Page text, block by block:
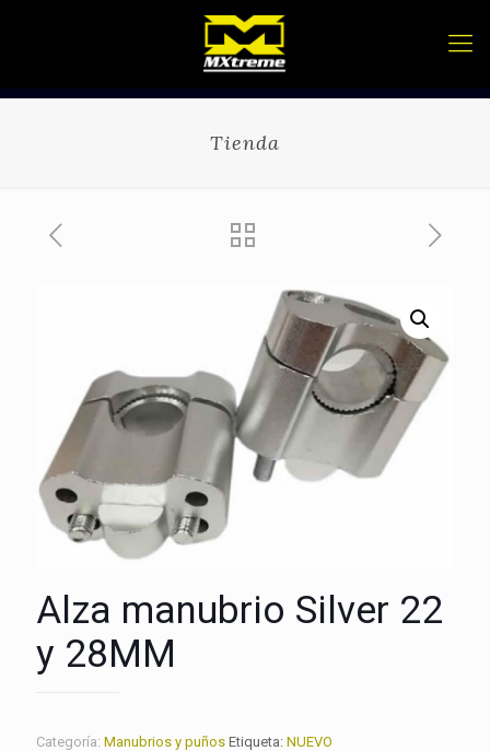
Tienda
Alza manubrio Silver 22
y 28MM
Categoría: Manubrios y puños Etiqueta: NUEVO